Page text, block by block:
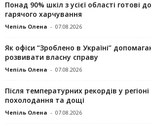
Понад 90% шкіл з усієї області готові
гарячого харчування
Чепіль Олена - 07.08.2026
Як офіси “Зроблено в Україні”
розвивати власну справу
Чепіль Олена - 07.08.2026
Після температурних рекордів у
похолодання та дощі
Чепіль Олена - 07.08.2026